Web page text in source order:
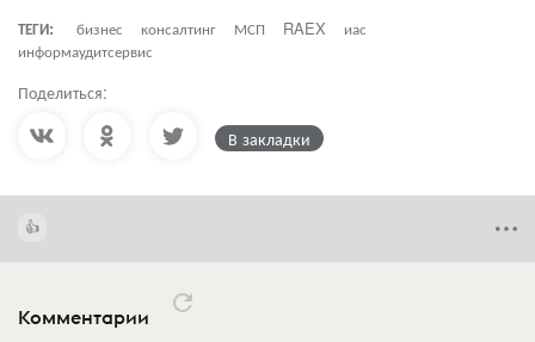
ТЕГИ:
бизнес консалтинг МСП RAEX
иас
информаудитсервис
Поделиться:
В закладки
Комментарии